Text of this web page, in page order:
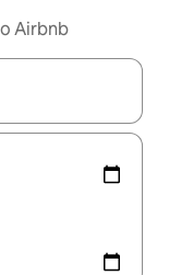
Airbnb
explore-os